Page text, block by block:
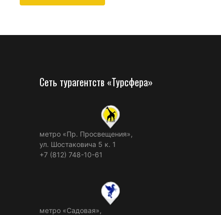
Сеть турагентств «Турсфера»
метро «Пр. Просвещения»,
ул. Шостаковича 5 к. 1
+7 (812) 748-10-61
метро «Садовая»,